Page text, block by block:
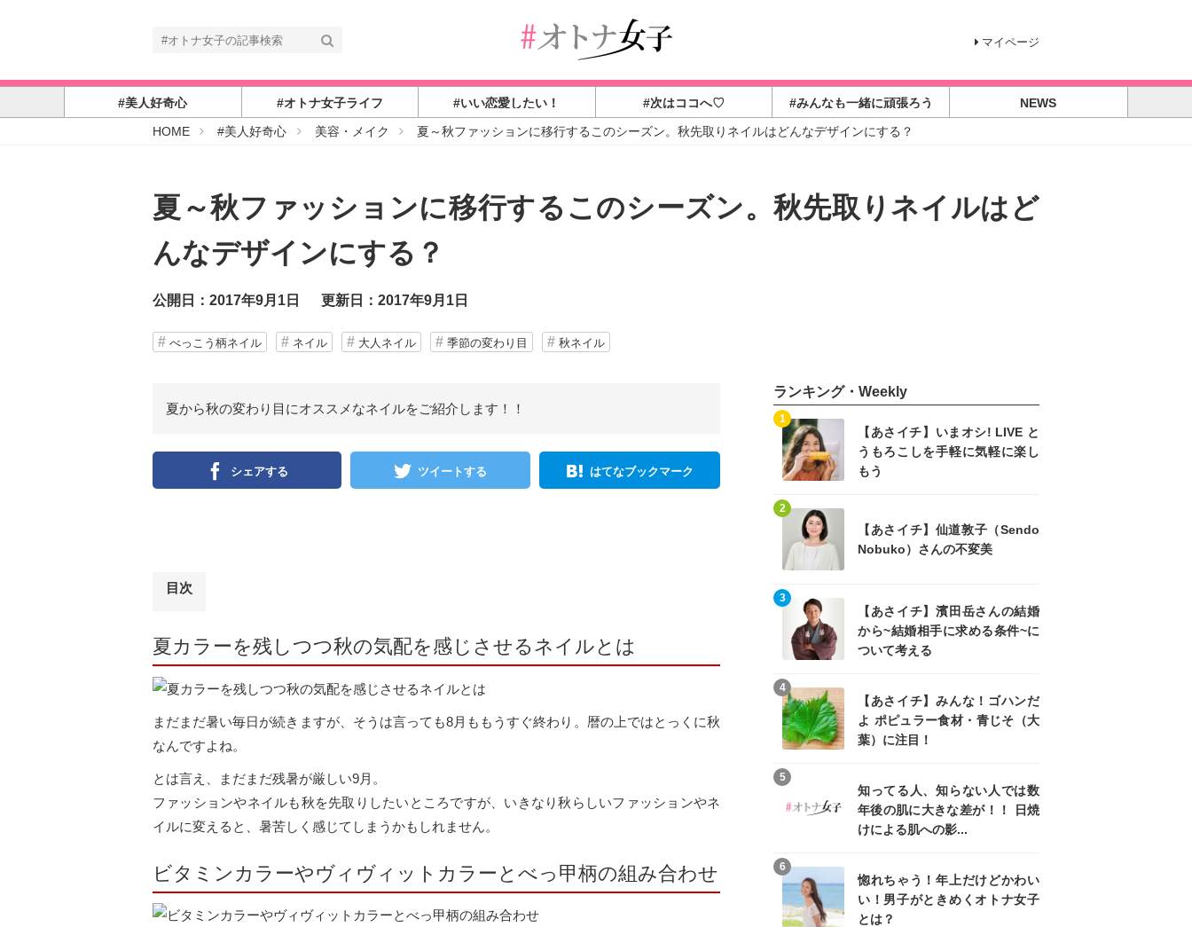
マイページ
#美人好奇心 #オトナ女子ライフ #いい恋愛したい！ #次はココへ♡ #みんなも一緒に頑張ろう
NEWS
HOME#
#美人好奇心 美容・メイク 夏～秋ファッションに移行するこのシーズン。秋先取りネイルはどんなデザインにする？
夏～秋ファッションに移行するこのシーズン。秋先取りネイルはど
んなデザインにする？
公開日：2017年9月1日 更新日：2017年9月1日
べっこう柄ネイル ネイル 大人ネイル 季節の変わり目 秋ネイル
夏から秋の変わり目にオススメなネイルをご紹介します！！
シェアする ツイートする はてなブックマーク
目次
夏カラーを残しつつ秋の気配を感じさせるネイルとは
まだまだ暑い毎日が続きますが、そうは言っても8月ももうすぐ終わり。暦の上ではとっくに秋
なんですよね。
とは言え、まだまだ残暑が厳しい9月。
ファッションやネイルも秋を先取りしたいところですが、いきなり秋らしいファッションやネ
イルに変えると、暑苦しく感じてしまうかもしれません。
ビタミンカラーやヴィヴィットカラーとべっ甲柄の組み合わせ
ランキング・Weekly
【あさイチ】いまオシ! LIVE と
うもろこしを手軽に気軽に楽し
もう
1
【あさイチ】仙道敦子（Sendo
Nobuko）さんの不変美
2
【あさイチ】濱田岳さんの結婚
から~結婚相手に求める条件~に
ついて考える
3
【あさイチ】みんな！ゴハンだ
よ ポピュラー食材・青じそ（大
葉）に注目！
4
知ってる人、知らない人では数
年後の肌に大きな差が！！ 日焼
けによる肌への影...
5
惚れちゃう！年上だけどかわい
い！男子がときめくオトナ女子
とは？
6